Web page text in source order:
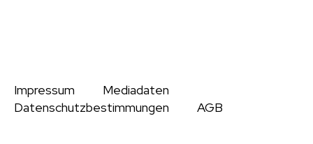
Impressum
Mediadaten
Datenschutzbestimmungen
AGB